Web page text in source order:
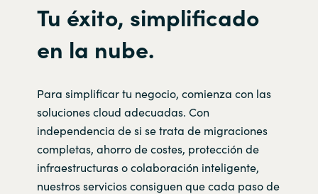
Tu éxito, simplificado
en la nube.
Para simplificar tu negocio, comienza con las
soluciones cloud adecuadas. Con
independencia de si se trata de migraciones
completas, ahorro de costes, protección de
infraestructuras o colaboración inteligente,
nuestros servicios consiguen que cada paso de